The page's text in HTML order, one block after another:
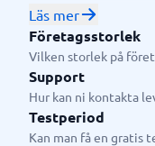
producera
snabbt. Det är
hanterar flera
kostnadseffektivt
Läs mer
Företagsstorlek
Vilken storlek på
Support
Hur kan ni kontakta
Testperiod
Kan man få en gratis